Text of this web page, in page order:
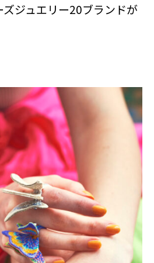
ジュエリー20ブランドが